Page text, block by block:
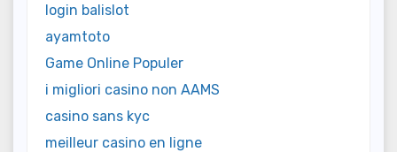
login balislot
ayamtoto
Game Online Populer
i migliori casino non AAMS
casino sans kyc
meilleur casino en ligne